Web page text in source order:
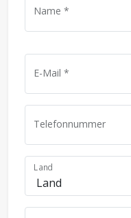
Name *
E-Mail *
Telefonnummer
Land